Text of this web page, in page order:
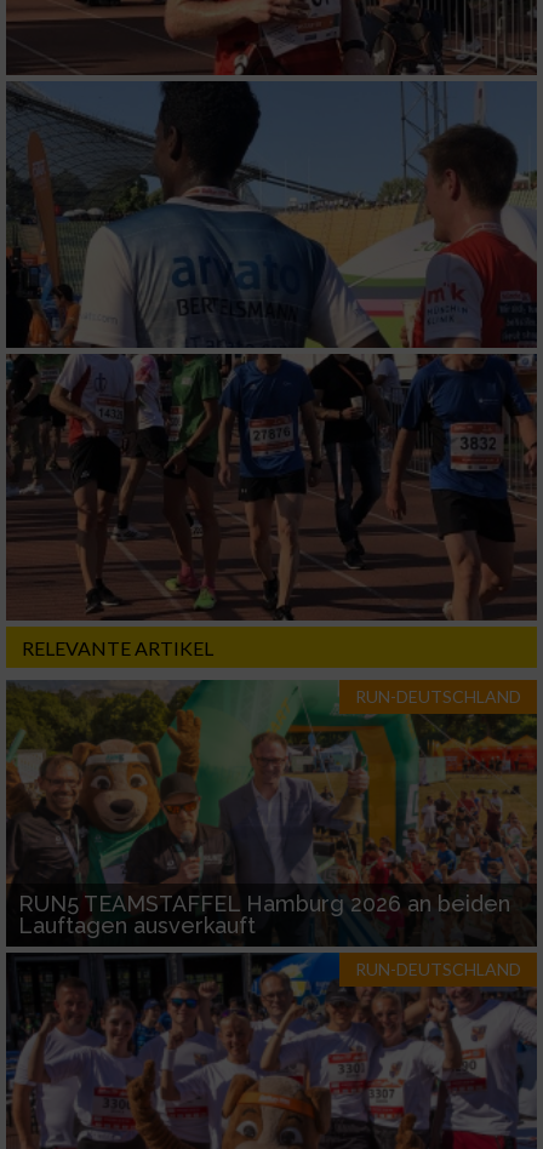
RELEVANTE ARTIKEL
RUN-DEUTSCHLAND
RUN5 TEAMSTAFFEL Hamburg 2026 an beiden
Lauftagen ausverkauft
RUN-DEUTSCHLAND
Verwendung reduzierter Daten zur Auswahl
IAB-Besonderheiten:
Verwendung genauer Standortdaten
Geräte anhand von aktiv angeforderten
Informationen identifizieren
Nicht-IAB-Verarbeitungszwecke:
Notwendig
Performance
Funktional
Werbung